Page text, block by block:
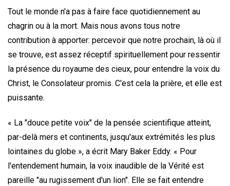
Tout le monde n'a pas à faire face quotidiennement au
chagrin ou à la mort. Mais nous avons tous notre
contribution à apporter: percevoir que notre prochain, là où il
se trouve, est assez réceptif spirituellement pour ressentir
la présence du royaume des cieux, pour entendre la voix du
Christ, le Consolateur promis. C'est cela la prière, et elle est
puissante.
« La "douce petite voix" de la pensée scientifique atteint,
par-delà mers et continents, jusqu'aux extrémités les plus
lointaines du globe », a écrit Mary Baker Eddy. « Pour
l'entendement humain, la voix inaudible de la Vérité est
pareille "au rugissement d'un lion". Elle se fait entendre